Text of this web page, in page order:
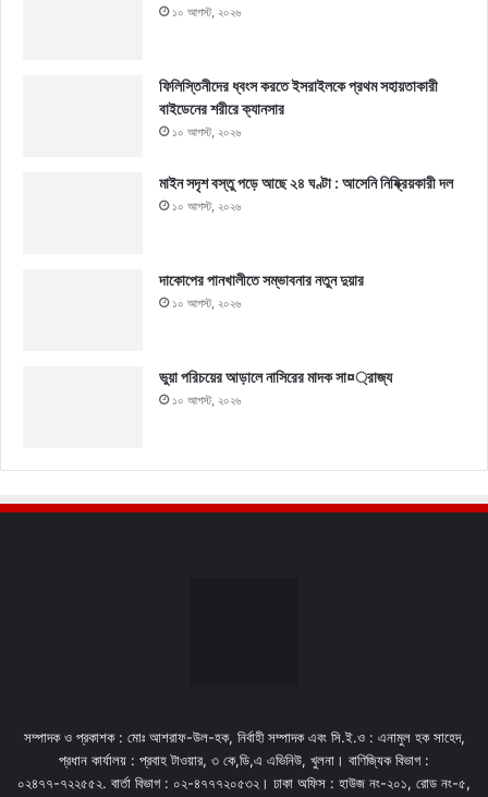
১০ আগস্ট, ২০২৬
ফিলিস্তিনীদের ধ্বংস করতে ইসরাইলকে প্রথম সহায়তাকারী
বাইডেনের শরীরে ক্যানসার
১০ আগস্ট, ২০২৬
মাইন সদৃশ বস্তু পড়ে আছে ২৪ ঘণ্টা : আসেনি নিষ্ক্রিয়কারী দল
১০ আগস্ট, ২০২৬
দাকোপের পানখালীতে সম্ভাবনার নতুন দুয়ার
১০ আগস্ট, ২০২৬
ভুয়া পরিচয়ের আড়ালে নাসিরের মাদক সা¤্রাজ্য
১০ আগস্ট, ২০২৬
সম্পাদক ও প্রকাশক : মোঃ আশরাফ-উল-হক, নির্বাহী সম্পাদক এবং সি.ই.ও : এনামুল হক সাহেদ,
প্রধান কার্যালয় : প্রবাহ টাওয়ার, ৩ কে,ডি,এ এভিনিউ, খুলনা। বাণিজ্যিক বিভাগ :
০২৪৭৭-৭২২৫৫২. বার্তা বিভাগ : ০২-৪৭৭৭২০৫৩২। ঢাকা অফিস : হাউজ নং-২০১, রোড নং-৫,